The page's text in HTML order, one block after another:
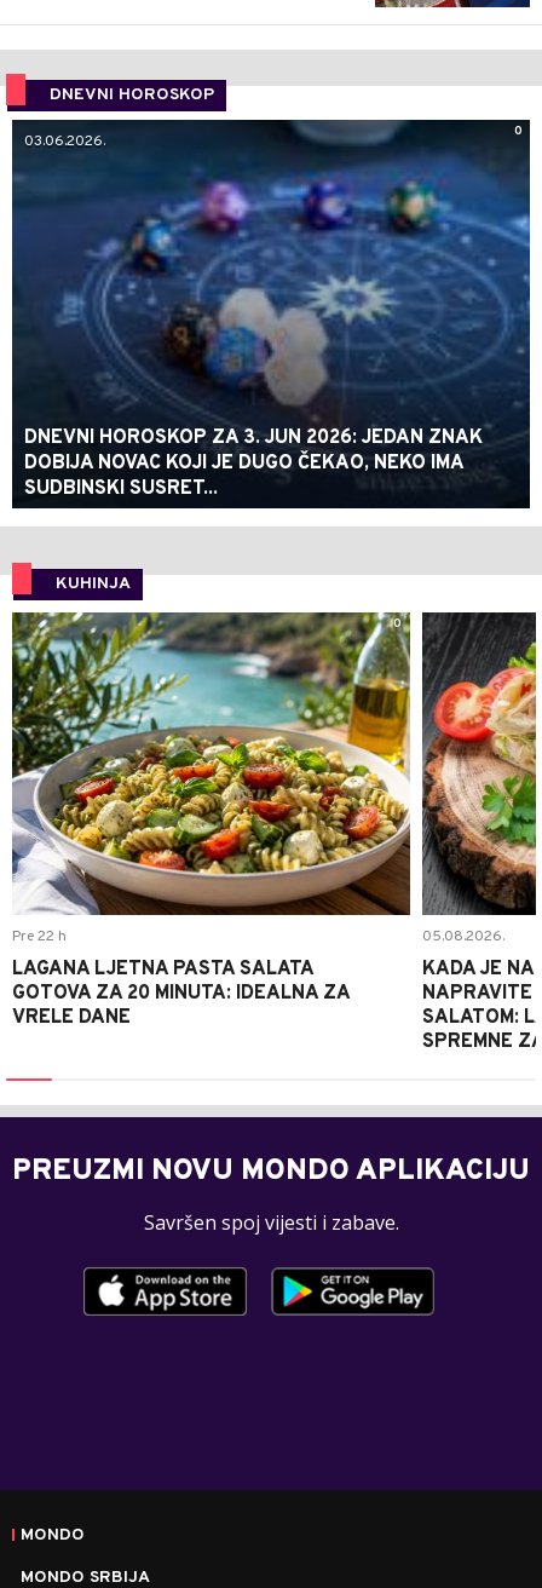
DNEVNI HOROSKOP
0
03.06.2026.
DNEVNI HOROSKOP ZA 3. JUN 2026: JEDAN ZNAK
DOBIJA NOVAC KOJI JE DUGO ČEKAO, NEKO IMA
SUDBINSKI SUSRET...
KUHINJA
0
Pre 22 h
LAGANA LJETNA PASTA SALATA
GOTOVA ZA 20 MINUTA: IDEALNA ZA
VRELE DANE
05.08.2026.
KADA JE
NAPRAVITE
SALATOM:
SPREMNE
PREUZMI NOVU MONDO APLIKACIJU
Savršen spoj vijesti i zabave.
MONDO
MONDO SRBIJA